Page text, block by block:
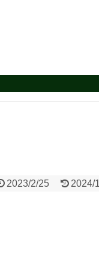
2023/2/25 2024/